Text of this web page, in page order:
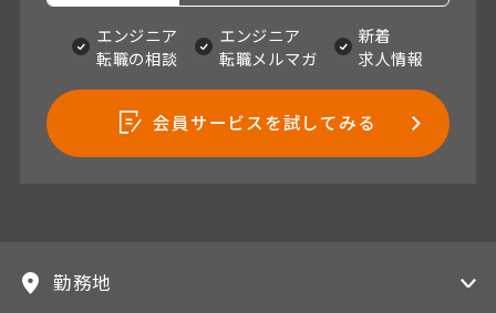
エンジニア
転職の相談
エンジニア
転職メルマガ
新着
求人情報
会員サービスを試してみる
勤務地